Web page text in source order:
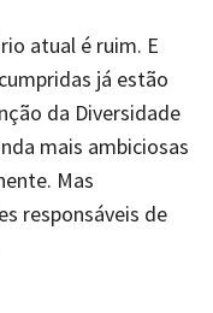
atual é ruim. E
já estão
da Diversidade
mais ambiciosas
Mas
responsáveis de